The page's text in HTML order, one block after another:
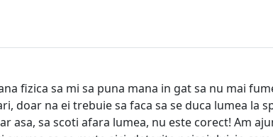
fizica sa mi sa puna mana in gat sa nu mai
doar na ei trebuie sa faca sa se duca lumea
asa, sa scoti afara lumea, nu este corect! Am